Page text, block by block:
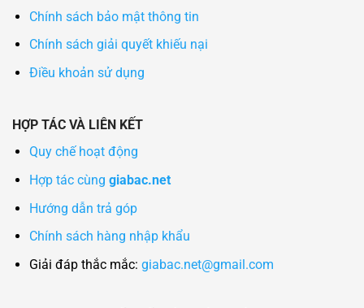
Chính sách bảo mật thông tin
Chính sách giải quyết khiếu nại
Điều khoản sử dụng
HỢP TÁC VÀ LIÊN KẾT
Quy chế hoạt động
Hợp tác cùng giabac.net
Hướng dẫn trả góp
Chính sách hàng nhập khẩu
Giải đáp thắc mắc: giabac.net@gmail.com